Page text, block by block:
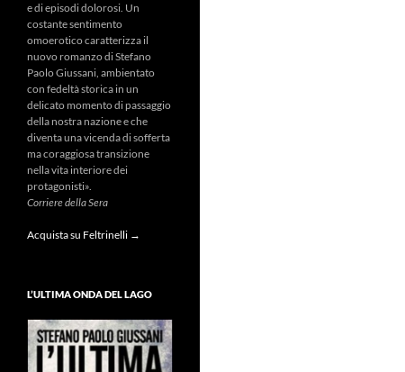
e di episodi dolorosi. Un
costante sentimento
omoerotico caratterizza il
nuovo romanzo di Stefano
Paolo Giussani, ambientato
con fedeltà storica in un
delicato momento di passaggio
della nostra nazione e che
diventa una vicenda di sofferta
ma coraggiosa transizione
nella vita interiore dei
protagonisti».
Corriere della Sera
Acquista su Feltrinelli →
L’ULTIMA ONDA DEL LAGO